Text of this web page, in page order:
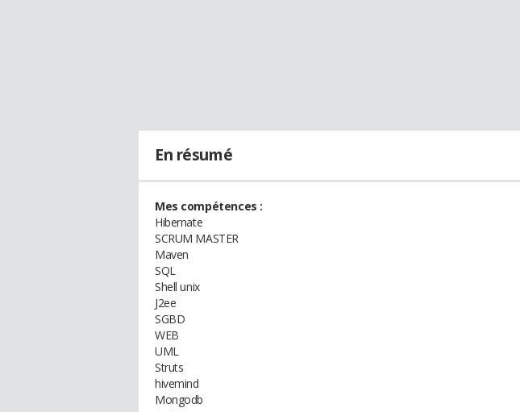
En résumé
Mes compétences :
Hibernate
SCRUM MASTER
Maven
SQL
Shell unix
J2ee
SGBD
WEB
UML
Struts
hivemind
Mongodb